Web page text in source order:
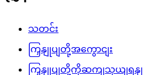
သတင်း
ကြှနျုပျတို့အကွောငျး
ကြှနျုပျတို့ကိုဆကျသှယျရနျ